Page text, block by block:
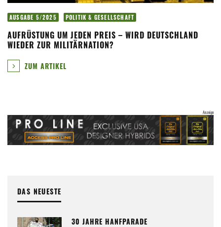
AUSGABE 5/2025 POLITIK & GESELLSCHAFT
AUFRÜSTUNG UM JEDEN PREIS – WIRD DEUTSCHLAND
WIEDER ZUR MILITÄRNATION?
ZUM ARTIKEL
DAS NEUESTE
30 JAHRE HANFPARADE